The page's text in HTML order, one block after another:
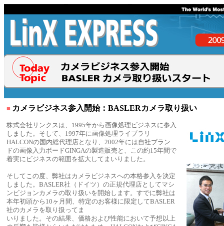
■ カメラビジネス参入開始：BASLERカメラ取り扱い
株式会社リンクスは、1995年から画像処理ビジネスに参入
しました。そして、1997年に画像処理ライブラリ
HALCONの国内総代理店となり、2002年には自社ブラン
ドの画像入力ボードGINGAの製造販売と、この約15年間で
着実にビジネスの範囲を拡大してまいりました。
そしてこの度、弊社はカメラビジネスへの本格参入を決定
しました。BASLER社（ドイツ）の正規代理店としてマシ
ンビジョンカメラの取り扱いを開始します。すでに弊社は
本年初頭から10ヶ月間、特定のお客様に限定してBASLER
社のカメラを取り扱ってま
いりました。その結果、価格および性能において予想以上